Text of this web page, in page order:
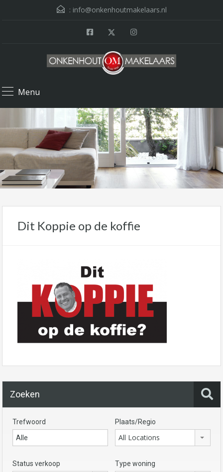
: info@onkenhoutmakelaars.nl
Menu
Dit Koppie op de koffie
Zoeken
Trefwoord Plaats/Regio
All Locations
Status verkoop Type woning